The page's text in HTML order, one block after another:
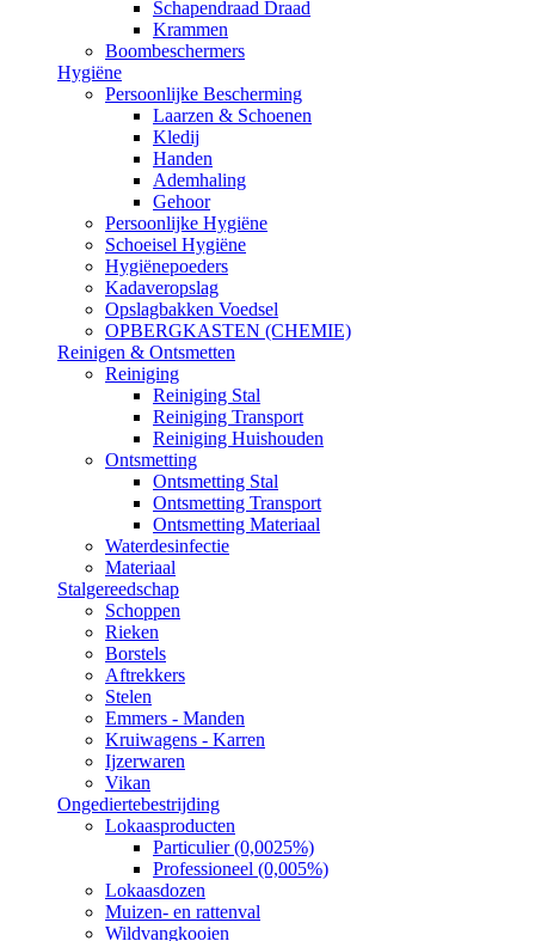
Schapendraad Draad
Krammen
Boombeschermers
Hygiëne
Persoonlijke Bescherming
Laarzen & Schoenen
Kledij
Handen
Ademhaling
Gehoor
Persoonlijke Hygiëne
Schoeisel Hygiëne
Hygiënepoeders
Kadaveropslag
Opslagbakken Voedsel
OPBERGKASTEN (CHEMIE)
Reinigen & Ontsmetten
Reiniging
Reiniging Stal
Reiniging Transport
Reiniging Huishouden
Ontsmetting
Ontsmetting Stal
Ontsmetting Transport
Ontsmetting Materiaal
Waterdesinfectie
Materiaal
Stalgereedschap
Schoppen
Rieken
Borstels
Aftrekkers
Stelen
Emmers - Manden
Kruiwagens - Karren
Ijzerwaren
Vikan
Ongediertebestrijding
Lokaasproducten
Particulier (0,0025%)
Professioneel (0,005%)
Lokaasdozen
Muizen- en rattenval
Wildvangkooien